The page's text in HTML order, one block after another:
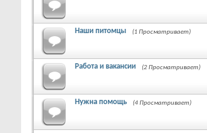
Наши питомцы (1 Просматривает)
Работа и вакансии (2 Просматривает)
Нужна помощь (4 Просматривает)